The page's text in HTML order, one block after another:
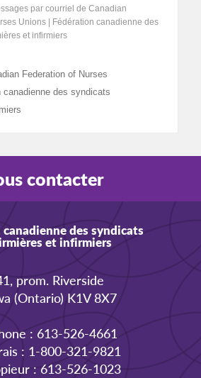
par courriel de Canadian
Unions | Fédération canadienne des
et infirmiers
Federation of Nurses
canadienne des syndicats
contacter
des syndicats
et infirmiers
prom. Riverside
(Ontario) K1V 8X7
: 613-526-4661
: 1-800-321-9821
: 613-526-1023